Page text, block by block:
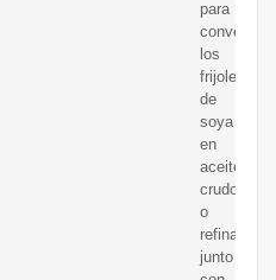
para
convertir
los
frijoles
de
soya
en
aceite
crudo
o
refinado,
junto